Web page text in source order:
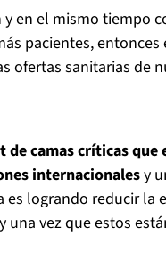
en el mismo tiempo
pacientes, entonces
ofertas sanitarias de
camas críticas que
internacionalesy
logrando reducir la
vez que estos